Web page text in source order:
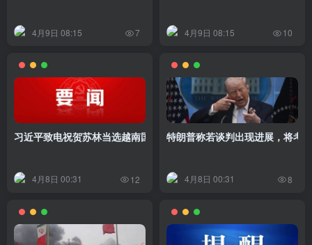
4月9日 08:15 7 4月9日 08:15 10
习近平致电祝贺苏林当选越南国家主席
4月8日 00:31 12
特朗普称若谈判出现进展，将考
4月8日 00:31 8